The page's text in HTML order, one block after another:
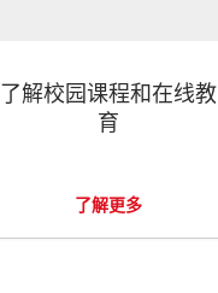
了解校园课程和在线教
育
了解更多